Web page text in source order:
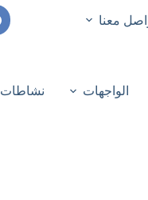
معنا
الواجهات نشاطات